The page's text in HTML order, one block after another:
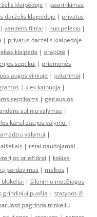
klaipėdoje | pasirinkimas
darželis klaipėdoje | privatus
| vandens filtrai | nuo pelesio |
| privatus darzelis klaipedoje
klaipeda | orapūte |
septikui | priemonės
paslaugos vilniuje | patarimai |
| kiek kainuoja |
septikams | geriausios
suliniu valymas |
kanalizacijos valymui |
valymui |
| retai naudojamai
priežiūrai | kokias
pardavimas | malkos |
| šiltinimo medžiagos
grindiniui puošia | statybos iš
pagrinda trinkeliu